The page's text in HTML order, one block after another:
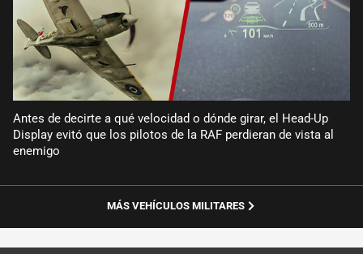
Antes de decirte a qué velocidad o dónde girar, el Head-Up
Display evitó que los pilotos de la RAF perdieran de vista al
enemigo
MÁS VEHÍCULOS MILITARES